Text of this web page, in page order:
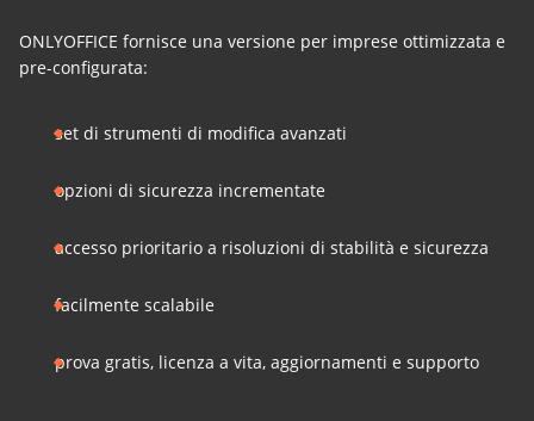
ONLYOFFICE fornisce una versione per imprese ottimizzata e
pre-configurata:
set di strumenti di modifica avanzati
opzioni di sicurezza incrementate
accesso prioritario a risoluzioni di stabilità e sicurezza
facilmente scalabile
prova gratis, licenza a vita, aggiornamenti e supporto